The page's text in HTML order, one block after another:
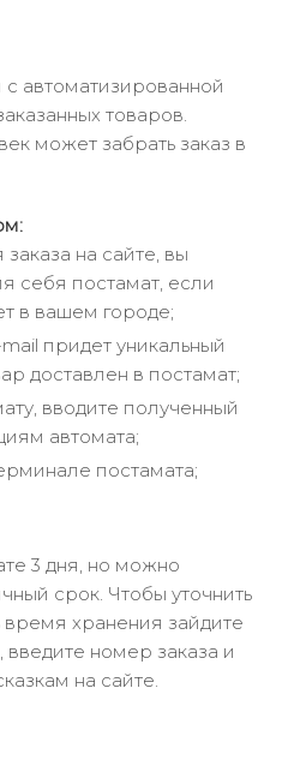
автоматизированной
товаров.
может забрать заказ в
на сайте, вы
себя постамат, если
в вашем городе;
придет уникальный
доставлен в постамат;
вводите полученный
автомата;
постамата;
3 дня, но можно
срок. Чтобы уточнить
хранения зайдите
, введите номер заказа и
на сайте.